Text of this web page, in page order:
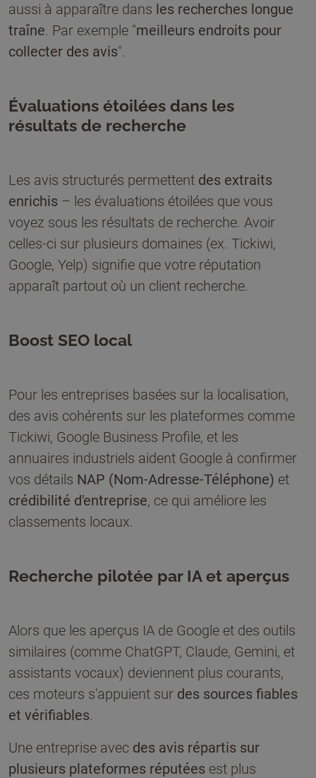
aussi à apparaître dans les recherches longue
traîne. Par exemple "meilleurs endroits pour
collecter des avis".
Évaluations étoilées dans les
résultats de recherche
Les avis structurés permettent des extraits
enrichis – les évaluations étoilées que vous
voyez sous les résultats de recherche. Avoir
celles-ci sur plusieurs domaines (ex. Tickiwi,
Google, Yelp) signifie que votre réputation
apparaît partout où un client recherche.
Boost SEO local
Pour les entreprises basées sur la localisation,
des avis cohérents sur les plateformes comme
Tickiwi, Google Business Profile, et les
annuaires industriels aident Google à confirmer
vos détails NAP (Nom-Adresse-Téléphone) et
crédibilité d'entreprise, ce qui améliore les
classements locaux.
Recherche pilotée par IA et aperçus
Alors que les aperçus IA de Google et des outils
similaires (comme ChatGPT, Claude, Gemini, et
assistants vocaux) deviennent plus courants,
ces moteurs s'appuient sur des sources fiables
et vérifiables.
Une entreprise avec des avis répartis sur
plusieurs plateformes réputées est plus